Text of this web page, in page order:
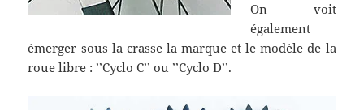
On voit
également
émerger sous la crasse la marque et le modèle de la
roue libre : ’’Cyclo C’’ ou ’’Cyclo D’’.